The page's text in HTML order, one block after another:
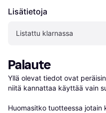
Lisätietoja
Listattu klarnassa
Palaute
Yllä olevat tiedot ovat
niitä kannattaa käyttää vain
Huomasitko tuotteessa jotain